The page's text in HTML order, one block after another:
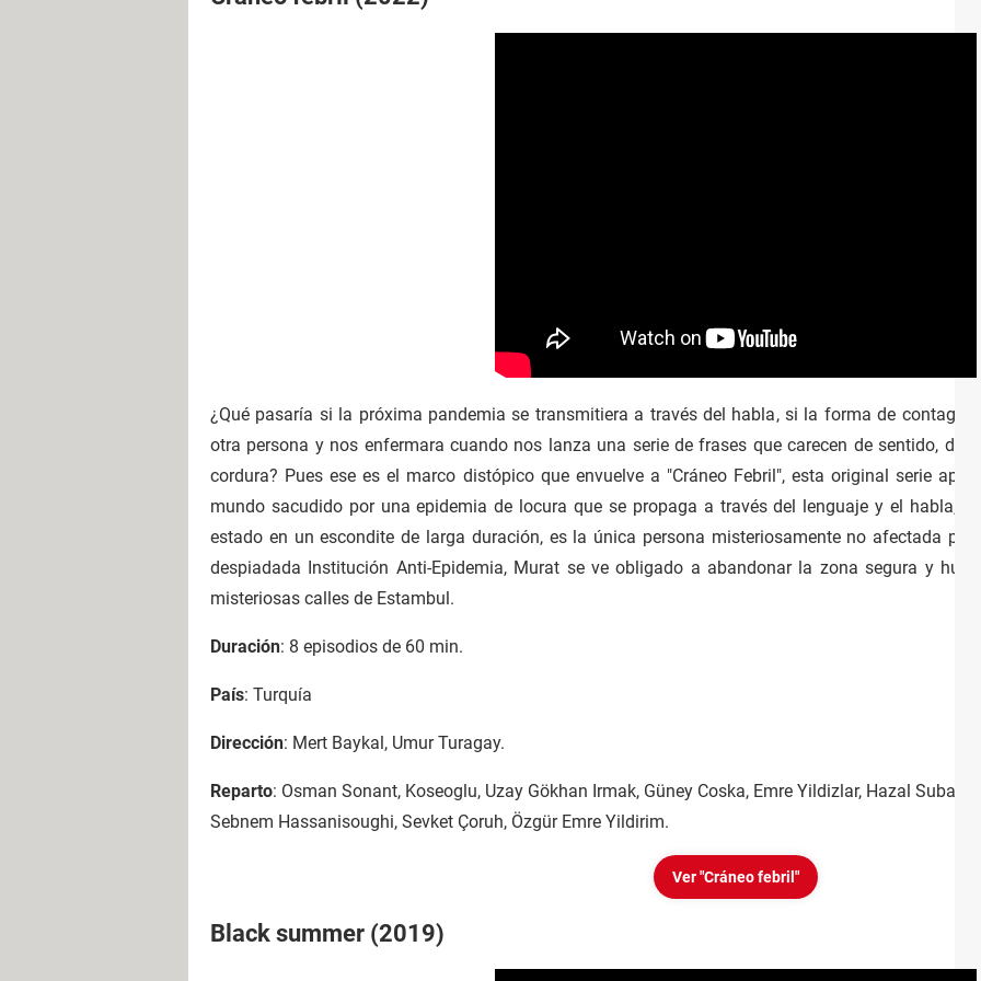
¿Qué pasaría si la próxima pandemia se transmitiera a través del habla, si la forma de contagio
otra persona y nos enfermara cuando nos lanza una serie de frases que carecen de sentido,
cordura? Pues ese es el marco distópico que envuelve a "Cráneo Febril", esta original serie
mundo sacudido por una epidemia de locura que se propaga a través del lenguaje y el habla,
estado en un escondite de larga duración, es la única persona misteriosamente no afectada por
despiadada Institución Anti-Epidemia, Murat se ve obligado a abandonar la zona segura y huir
misteriosas calles de Estambul.
Duración: 8 episodios de 60 min.
País: Turquía
Dirección: Mert Baykal, Umur Turagay.
Reparto: Osman Sonant, Koseoglu, Uzay Gökhan Irmak, Güney Coska, Emre Yildizlar, Hazal Subasi,
Sebnem Hassanisoughi, Sevket Çoruh, Özgür Emre Yildirim.
Ver "Cráneo febril"
Black summer (2019)